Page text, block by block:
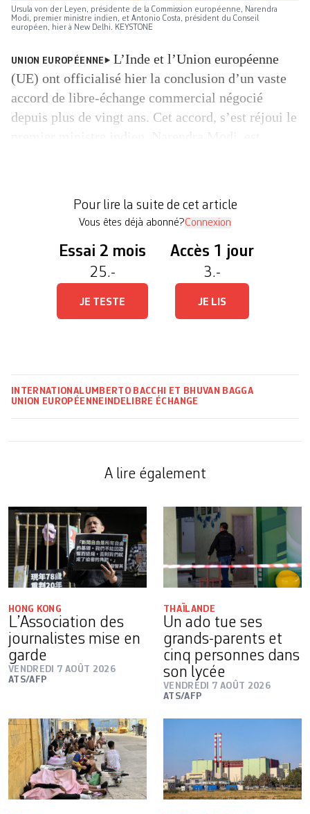
Ursula von der Leyen, présidente de la Commission européenne, Narendra
Modi, premier ministre indien, et Antonio Costa, président du Conseil
européen, hier à New Delhi. KEYSTONE
UNION EUROPÉENNE
L’Inde et l’Union européenne
(UE) ont officialisé hier la conclusion d’un vaste
accord de libre-échange commercial négocié
depuis plus de vingt ans. Cet accord, s’est réjoui le
Pour lire la suite de cet article
Vous êtes déjà abonné?Connexion
Essai 2 mois
25.-
JE TESTE
Accès 1 jour
3.-
JE LIS
INTERNATIONAL UMBERTO BACCHI ET BHUVAN BAGGA
UNION EUROPÉENNE
INDE LIBRE ÉCHANGE
A lire également
HONG KONG
L’Association des
journalistes mise en
garde
VENDREDI 7 AOÛT 2026
ATS/AFP
THAÏLANDE
Un ado tue ses
grands-parents et
cinq personnes dans
son lycée
VENDREDI 7 AOÛT 2026
ATS/AFP